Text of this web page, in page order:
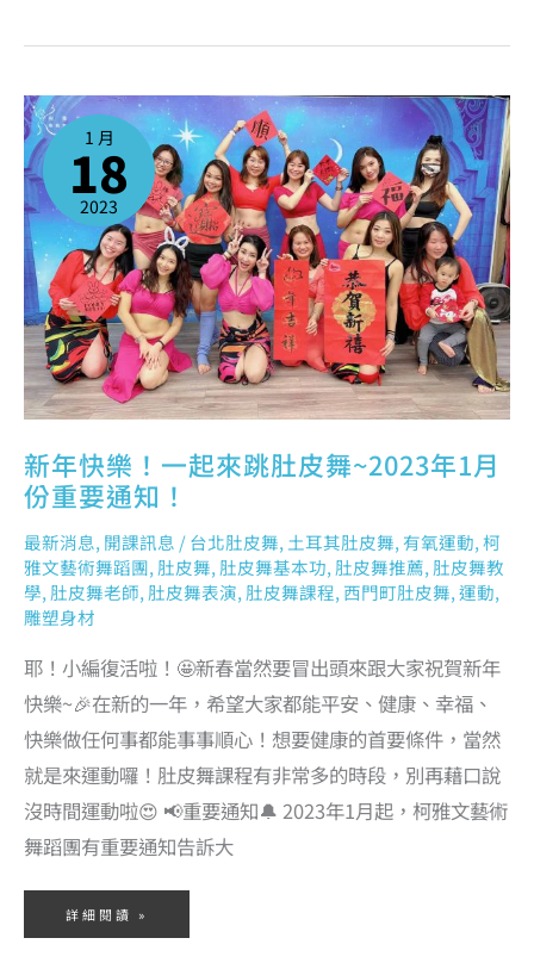
1 月
18
2023
新年快樂！一起來跳肚皮舞~2023年1月
份重要通知！
最新消息, 開課訊息 /台北肚皮舞, 土耳其肚皮舞,有氧運動,柯
雅文藝術舞蹈團, 肚皮舞, 肚皮舞基本功, 肚皮舞推薦, 肚皮舞教
學, 肚皮舞老師, 肚皮舞表演, 肚皮舞課程, 西門町肚皮舞,運動,
雕塑身材
耶！小編復活啦！🤩新春當然要冒出頭來跟大家祝賀新年
快樂~🎉在新的一年，希望大家都能平安、健康、幸福、
快樂做任何事都能事事順心！想要健康的首要條件，當然
就是來運動囉！肚皮舞課程有非常多的時段，別再藉口說
沒時間運動啦😍 📢重要通知🔔 2023年1月起，柯雅文藝術
舞蹈團有重要通知告訴大
新
年
快
樂！
起
來
跳
肚
舞
~2023
年
1
月
份
重
要
通
知！
詳細閱讀 »